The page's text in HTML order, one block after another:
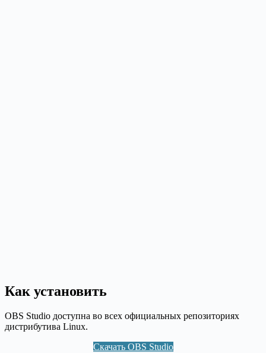
Как установить
OBS Studio доступна во всех официальных репозиториях
дистрибутива Linux.
Скачать OBS Studio